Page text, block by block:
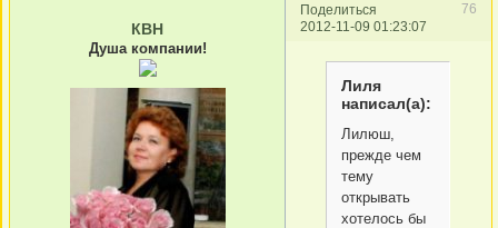
Поделиться
76
2012-11-09 01:23:07
КВН
Душа компании!
Лиля
написал(а):
Лилюш,
прежде чем
тему
открывать
хотелось бы